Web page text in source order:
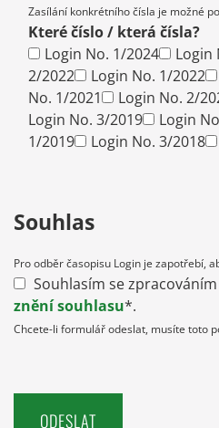
Zasílání konkrétního čísla je možné
Které číslo / která čísla?
Login No. 1/2024
Login
2/2022
Login No. 1/2022
No. 1/2021
Login No. 2/
Login No. 3/2019
Login
1/2019
Login No. 3/2018
Souhlas
Pro odběr časopisu Login je zapotřebí,
Souhlasím se
znění souhlasu*.
Chcete-li formulář odeslat, musíte toto